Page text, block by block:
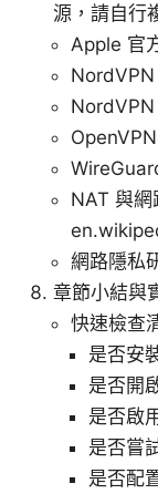
源，請自行
Apple 官
NAT 與
網路隱私
章節小結與
快速檢查
是否安
是否開
是否啟
是否嘗
是否配